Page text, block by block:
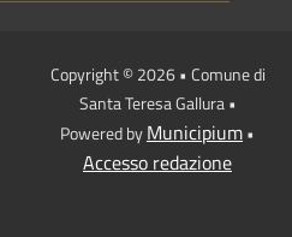
Copyright © 2026 • Comune di
Santa Teresa Gallura •
Powered byMunicipium•
Accesso redazione